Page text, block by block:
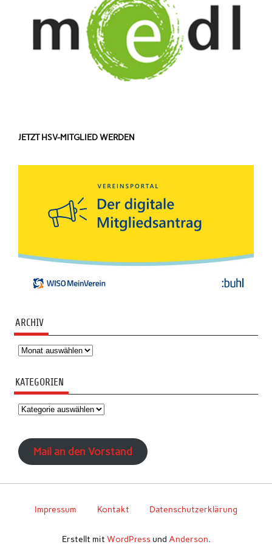
JETZT HSV-MITGLIED WERDEN
ARCHIV
Archiv
KATEGORIEN
Kategorien
Mail an den Vorstand
Impressum Kontakt Datenschutzerklärung
Erstellt mit WordPressund Anderson